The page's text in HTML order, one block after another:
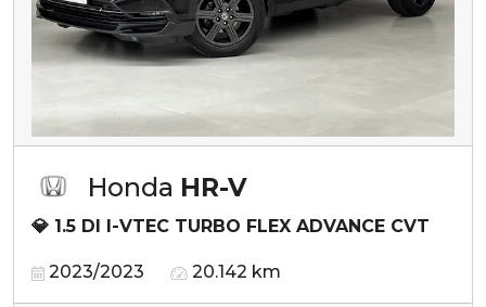
Honda HR-V
💎 1.5 DI I-VTEC TURBO FLEX ADVANCE CVT
2023/2023 20.142 km